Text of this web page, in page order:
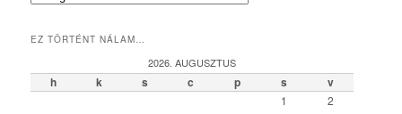
e
r
EZ TÖRTÉNT NÁLAM…
2026. AUGUSZTUS
h k s c p s v
1
2